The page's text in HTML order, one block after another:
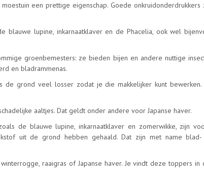
een prettige eigenschap. Goede onkruidonderdrukkers
lupine, inkarnaatklaver en de Phacelia, ook wel
groenbemesters: ze bieden bijen en andere nuttige
en bladrammenas.
grond veel losser zodat je die makkelijker kunt bewerken.
aaltjes. Dat geldt onder andere voor Japanse haver.
de blauwe lupine, inkarnaatklaver en zomerwikke, zijn
uit de grond hebben gehaald. Dat zijn met name blad-
raaigras of Japanse haver. Je vindt deze toppers in